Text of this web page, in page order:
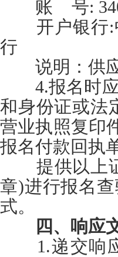
账 号: 3405
开户银行:
行
说明：供应
4.报名时应
和身份证或法
营业执照复印
报名付款回执
提供以上证
章)进行报名
式。
四、响应
1.递交响应